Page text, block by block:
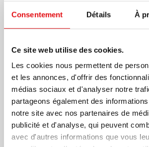
Consentement Détails À
Ce site web utilise des cookies.
Les cookies nous permettent de
et les annonces, d'offrir des
médias sociaux et d'analyser notre
partageons également des
notre site avec nos partenaires de
publicité et d'analyse, qui peuvent
avec d'autres informations que vous